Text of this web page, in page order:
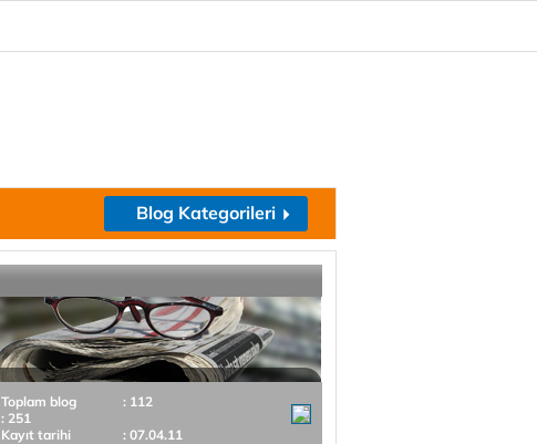
Blog Kategorileri
Toplam blog
: 112
: 251
Kayıt tarihi
: 07.04.11